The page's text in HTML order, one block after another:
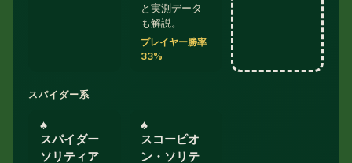
と実測データ
も解説。
プレイヤー勝率
33%
スパイダー系
♠︎
スパイダー
ソリティア
♠︎
スコーピオ
ン・ソリテ